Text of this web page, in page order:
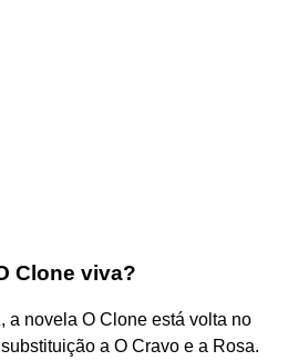
Clone viva?
a novela O Clone está volta no
a O Cravo e a Rosa.